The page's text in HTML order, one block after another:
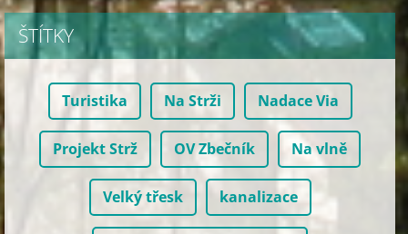
ŠTÍTKY
Turistika Na Strži Nadace Via
Projekt Strž OV Zbečník Na vlně
Velký třesk kanalizace